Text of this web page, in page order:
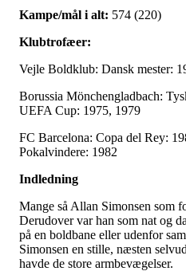
Kampe/mål i alt: 574 (220)
Klubtrofæer:
Vejle Boldklub: Dansk mester:
Borussia Mönchengladbach:
UEFA Cup: 1975, 1979
FC Barcelona: Copa del Rey:
Pokalvindere: 1982
Indledning
Mange så Allan Simonsen som
Derudover var han som nat og
på en boldbane eller udenfor
Simonsen en stille, næsten
havde de store armbevægelser.